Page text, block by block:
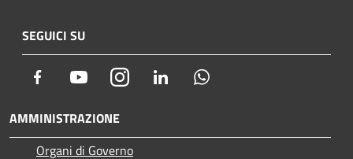
SEGUICI SU
Facebook YoutubeInstagram LinkedIn
AMMINISTRAZIONE
Organi di Governo